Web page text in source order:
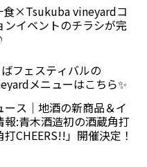
食×Tsukuba vineyardコ
ンイベントのチラシが完
フェスティバルの
メニューはこちら✨
ース｜地酒の新商品＆イ
報:青木酒造初の酒蔵角打
CHEERS!!」開催決定！